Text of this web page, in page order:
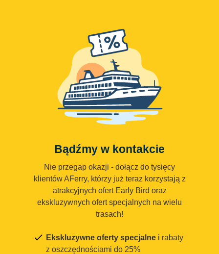
Bądźmy w kontakcie
Nie przegap okazji - dołącz do tysięcy
klientów AFerry, którzy już teraz korzystają z
atrakcyjnych ofert Early Bird oraz
ekskluzywnych ofert specjalnych na wielu
trasach!
Ekskluzywne oferty specjalne i rabaty
z oszczędnościami do 25%